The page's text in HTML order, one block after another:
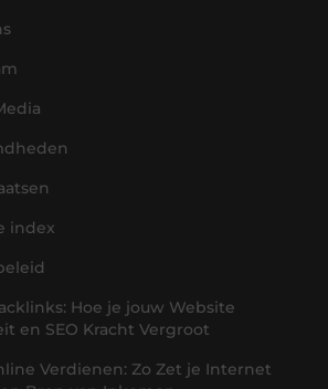
index
Hoe je jouw Website
en SEO Kracht Vergroot
Verdienen: Zo Zet je Internet